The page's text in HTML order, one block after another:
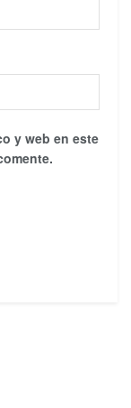
y web en este